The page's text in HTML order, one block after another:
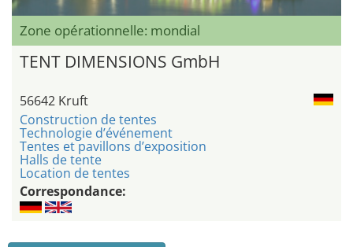
Zone opérationnelle: mondial
TENT DIMENSIONS GmbH
56642 Kruft
Construction de tentes
Technologie d’événement
Tentes et pavillons d’exposition
Halls de tente
Location de tentes
Correspondance: